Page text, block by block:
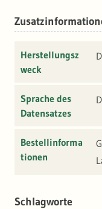
Herstellungsz
weck
Sprache des
Datensatzes
Bestellinforma
tionen
Schlagworte